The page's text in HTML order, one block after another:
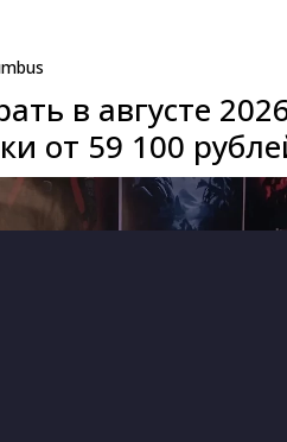
в августе
от 59 100